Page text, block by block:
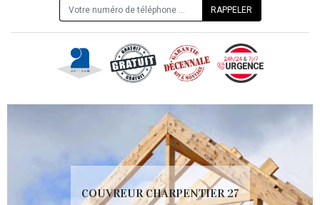
COUVREUR CHARPENTIER 27